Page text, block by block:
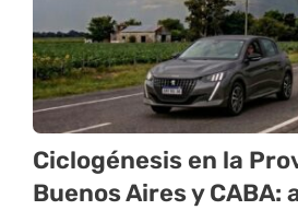
Ciclogénesis en la
Buenos Aires y